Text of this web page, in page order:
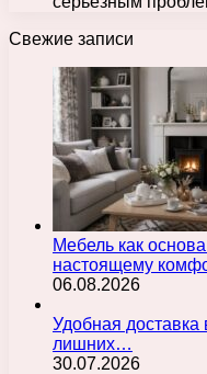
Свежие записи
Мебель как
настоящему
06.08.2026
Удобная
лишних…
30.07.2026